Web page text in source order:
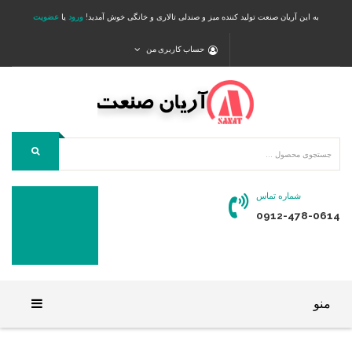
به این آریان صنعت تولید کننده میز و صندلی تالاری و خانگی خوش آمدید! ورود یا عضویت
حساب کاربری من
شماره تماس
0912-478-0614
منو